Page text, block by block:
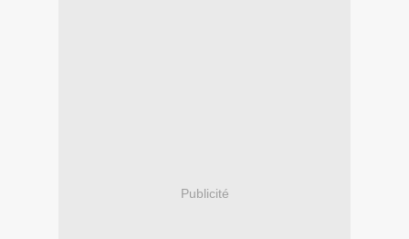
Publicité